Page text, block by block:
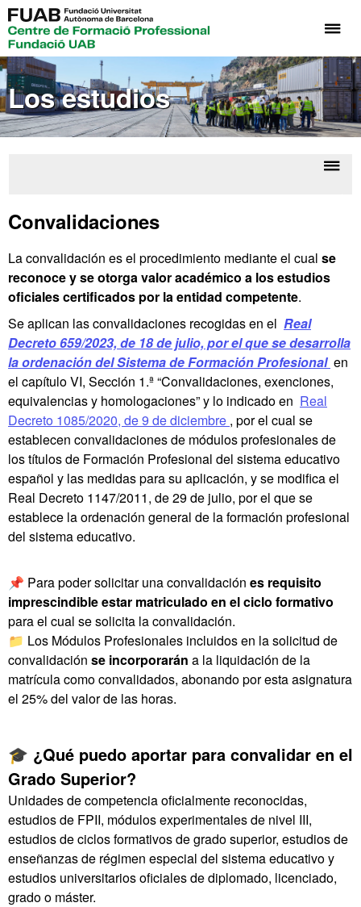
el
Los estudios
Convalidaciones
La convalidación es el procedimiento mediante el cual se
reconoce y se otorga valor académico a los estudios
oficiales certificados por la entidad competente.
Se aplican las convalidaciones recogidas en el Real
Decreto 659/2023, de 18 de julio, por el que se desarrolla
la ordenación del Sistema de Formación Profesional en
el capítulo VI, Sección 1.ª “Convalidaciones, exenciones,
equivalencias y homologaciones” y lo indicado en Real
Decreto 1085/2020, de 9 de diciembre , por el cual se
establecen convalidaciones de módulos profesionales de
los títulos de Formación Profesional del sistema educativo
español y las medidas para su aplicación, y se modifica el
Real Decreto 1147/2011, de 29 de julio, por el que se
establece la ordenación general de la formación profesional
del sistema educativo.
📌 Para poder solicitar una convalidación es requisito
imprescindible estar matriculado en el ciclo formativo
para el cual se solicita la convalidación.
📁 Los Módulos Profesionales incluidos en la solicitud de
convalidación se incorporarán a la liquidación de la
matrícula como convalidados, abonando por esta asignatura
el 25% del valor de las horas.
🎓 ¿Qué puedo aportar para convalidar en el
Grado Superior?
Unidades de competencia oficialmente reconocidas,
estudios de FPII, módulos experimentales de nivel III,
estudios de ciclos formativos de grado superior, estudios de
enseñanzas de régimen especial del sistema educativo y
estudios universitarios oficiales de diplomado, licenciado,
grado o máster.